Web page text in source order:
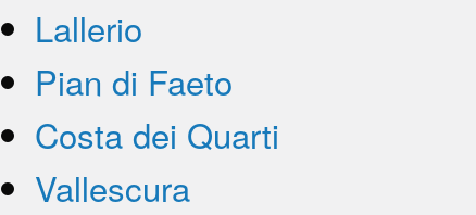
Lallerio
Pian di Faeto
Costa dei Quarti
Vallescura